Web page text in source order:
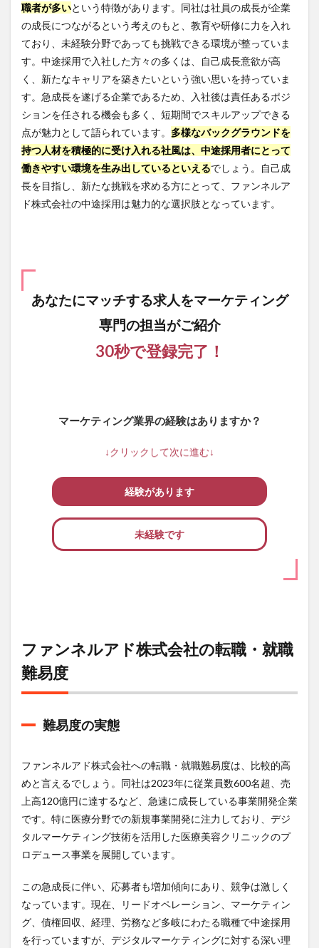
職者が多いという特徴があります。同社は社員の成長が企業
の成長につながるという考えのもと、教育や研修に力を入れ
ており、未経験分野であっても挑戦できる環境が整っていま
す。中途採用で入社した方々の多くは、自己成長意欲が高
く、新たなキャリアを築きたいという強い思いを持っていま
す。急成長を遂げる企業であるため、入社後は責任あるポジ
ションを任される機会も多く、短期間でスキルアップできる
点が魅力として語られています。 多様なバックグラウンドを
持つ人材を積極的に受け入れる社風は、中途採用者にとって
働きやすい環境を生み出しているといえるでしょう。自己成
長を目指し、新たな挑戦を求める方にとって、ファンネルア
ド株式会社の中途採用は魅力的な選択肢となっています。
あなたにマッチする求人をマーケティング
専門の担当がご紹介
30秒で登録完了！
マーケティング業界の経験はありますか？
↓クリックして次に進む↓
経験があります
未経験です
ファンネルアド株式会社の転職・就職
難易度
難易度の実態
ファンネルアド株式会社への転職・就職難易度は、比較的高
めと言えるでしょう。同社は2023年に従業員数600名超、売
上高120億円に達するなど、急速に成長している事業開発企業
です。特に医療分野での新規事業開発に注力しており、デジ
タルマーケティング技術を活用した医療美容クリニックのプ
ロデュース事業を展開しています。
この急成長に伴い、応募者も増加傾向にあり、競争は激しく
なっています。現在、リードオペレーション、マーケティン
グ、債権回収、経理、労務など多岐にわたる職種で中途採用
を行っていますが、デジタルマーケティングに対する深い理